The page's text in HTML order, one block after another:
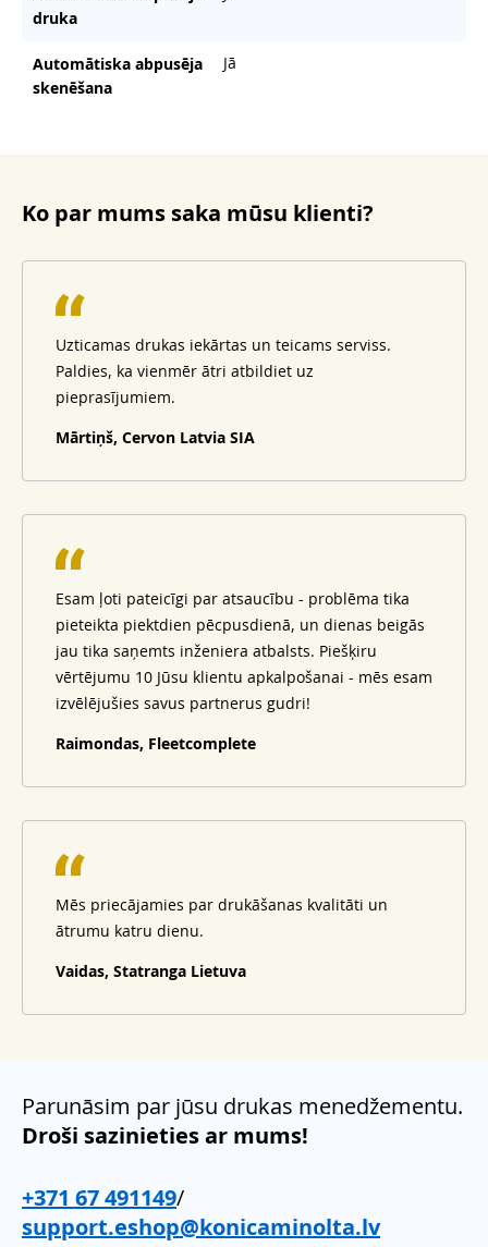
druka
Automātiska abpusēja
skenēšana
Jā
Ko par mums saka mūsu klienti?
Uzticamas drukas iekārtas un teicams serviss.
Paldies, ka vienmēr ātri atbildiet uz
pieprasījumiem.
Mārtiņš, Cervon Latvia SIA
Esam ļoti pateicīgi par atsaucību - problēma tika
pieteikta piektdien pēcpusdienā, un dienas beigās
jau tika saņemts inženiera atbalsts. Piešķiru
vērtējumu 10 Jūsu klientu apkalpošanai - mēs esam
izvēlējušies savus partnerus gudri!
Raimondas, Fleetcomplete
Mēs priecājamies par drukāšanas kvalitāti un
ātrumu katru dienu.
Vaidas, Statranga Lietuva
Parunāsim par jūsu drukas menedžementu.
Droši sazinieties ar mums!
+371 67 491149/
support.eshop@konicaminolta.lv